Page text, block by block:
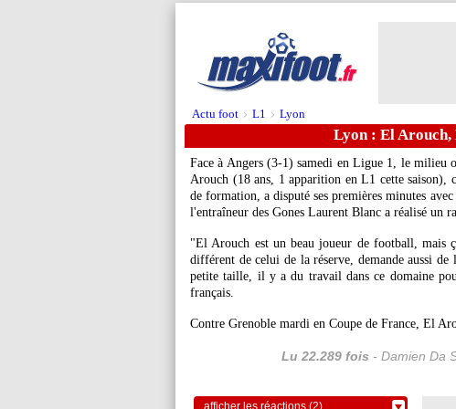
Actu foot > L1 > Lyon
Lyon : El
Face à Angers (3-1) samedi en Ligue 1, le
Arouch (18 ans, 1 apparition en L1 cette saison),
de formation, a disputé ses premières minutes
l'entraîneur des Gones Laurent Blanc a réalisé un
"El Arouch est un beau joueur de football, mais
différent de celui de la réserve, demande aussi
petite taille, il y a du travail dans ce domaine
français.
Contre Grenoble mardi en Coupe de France, El
Lu 22.289 fois - Damien Da
afficher les réactions (2)